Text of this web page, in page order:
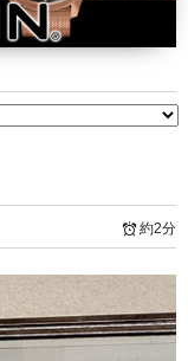
約2分